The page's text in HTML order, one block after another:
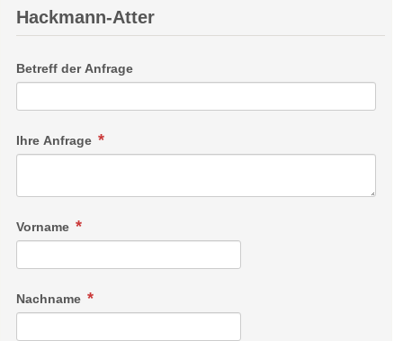
Hackmann-Atter
Betreff der Anfrage
Ihre Anfrage
Vorname
Nachname